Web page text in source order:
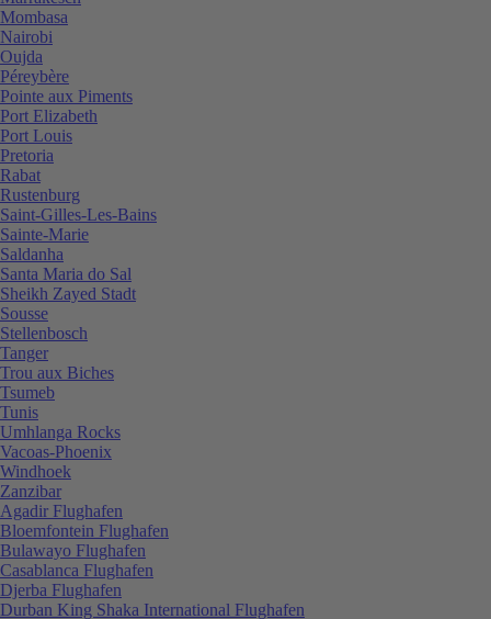
Mombasa
Nairobi
Oujda
Péreybère
Pointe aux Piments
Port Elizabeth
Port Louis
Pretoria
Rabat
Rustenburg
Saint-Gilles-Les-Bains
Sainte-Marie
Saldanha
Santa Maria do Sal
Sheikh Zayed Stadt
Sousse
Stellenbosch
Tanger
Trou aux Biches
Tsumeb
Tunis
Umhlanga Rocks
Vacoas-Phoenix
Windhoek
Zanzibar
Agadir Flughafen
Bloemfontein Flughafen
Bulawayo Flughafen
Casablanca Flughafen
Djerba Flughafen
Durban King Shaka International Flughafen